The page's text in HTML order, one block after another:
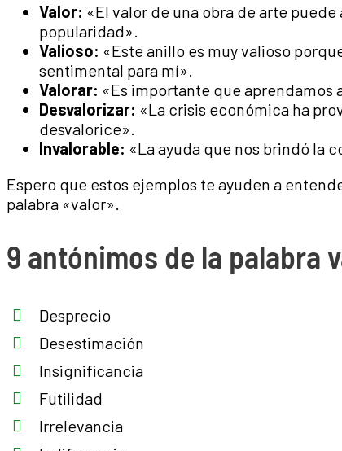
Valor: «El valor de una obra de arte
popularidad».
Valioso: «Este anillo es muy valioso
sentimental para mí».
Valorar: «Es importante que aprendamos
Desvalorizar: «La crisis económica ha
desvalorice».
Invalorable: «La ayuda que nos brindó la
Espero que estos ejemplos te ayuden a
palabra «valor».
9 antónimos de la palabra
Desprecio
Desestimación
Insignificancia
Futilidad
Irrelevancia